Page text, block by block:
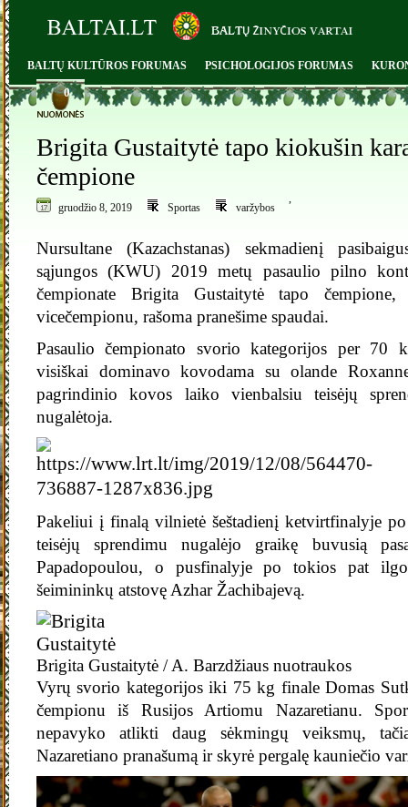
BALTŲ KULTŪROS FORUMAS PSICHOLOGIJOS FORUMAS
0
Brigita Gustaitytė tapo kiokušin
čempione
gruodžio 8, 2019 Sportas
,
varžybos
Nursultane (Kazachstanas) sekmadienį
sąjungos (KWU) 2019 metų pasaulio pilno
čempionate Brigita Gustaitytė tapo
vicečempionu, rašoma pranešime spaudai.
Pasaulio čempionato svorio kategorijos per 70
visiškai dominavo kovodama su olande
pagrindinio kovos laiko vienbalsiu teisėjų
nugalėtoja.
Pakeliui į finalą vilnietė šeštadienį ketvirtfinalyje
teisėjų sprendimu nugalėjo graikę buvusią
Papadopoulou, o pusfinalyje po tokios pat
šeimininkų atstovę Azhar Žachibajevą.
Brigita Gustaitytė / A. Barzdžiaus nuotraukos
Vyrų svorio kategorijos iki 75 kg finale Domas
čempionu iš Rusijos Artiomu Nazaretianu.
nepavyko atlikti daug sėkmingų veiksmų,
Nazaretiano pranašumą ir skyrė pergalę kauniečio